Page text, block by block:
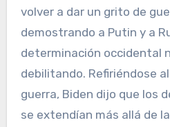
volver a dar un grito de
demostrando a Putin y a
determinación occidental
debilitando. Refiriéndose
guerra, Biden dijo que los
se extendían más allá de